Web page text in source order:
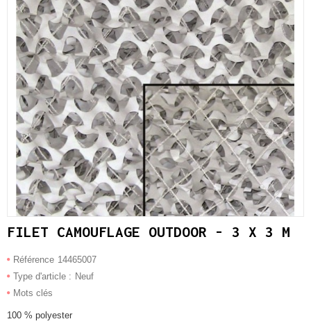
FILET CAMOUFLAGE OUTDOOR - 3 X 3 M
Référence 14465007
Type d'article : Neuf
Mots clés
100 % polyester